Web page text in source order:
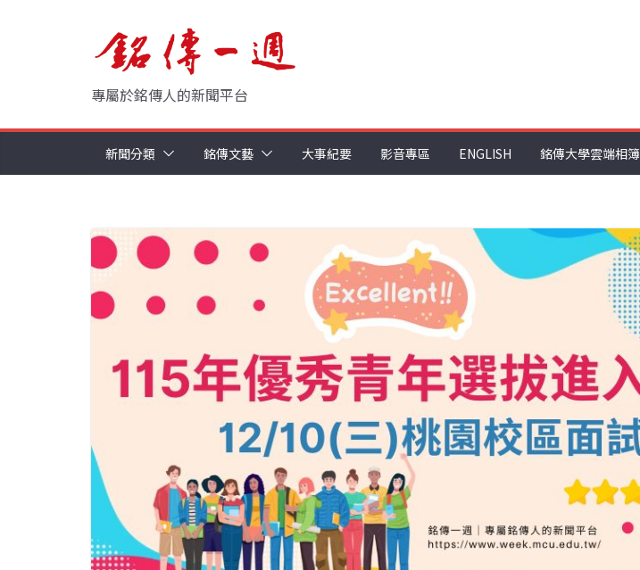
專屬於銘傳人的新聞平台
新聞分類 銘傳文藝 大事紀要 影音專區 ENGLISH 銘傳大學雲端相簿